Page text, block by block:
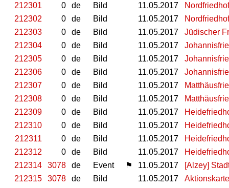
212301
0 de Bild 11.05.2017
Nordfriedhof
212302
0 de Bild 11.05.2017
Nordfriedhof
212303
0 de Bild 11.05.2017
Jüdischer
212304
0 de Bild 11.05.2017
212305
0 de Bild 11.05.2017
212306
0 de Bild 11.05.2017
212307
0 de Bild 11.05.2017
212308
0 de Bild 11.05.2017
212309
0 de Bild 11.05.2017
212310
0 de Bild 11.05.2017
212311
0 de Bild 11.05.2017
212312
0 de Bild 11.05.2017
212314
3078 de Event ⚑ 11.05.2017
[Alzey]
212315
3078 de Bild 11.05.2017